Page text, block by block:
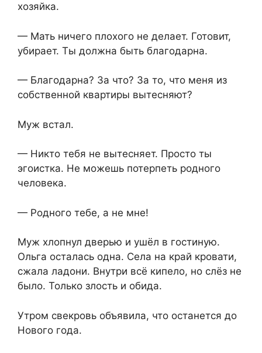
хозяйка.
— Мать ничего плохого не делает. Готовит,
убирает. Ты должна быть благодарна.
— Благодарна? За что? За то, что меня из
собственной квартиры вытесняют?
Муж встал.
— Никто тебя не вытесняет. Просто ты
эгоистка. Не можешь потерпеть родного
человека.
— Родного тебе, а не мне!
Муж хлопнул дверью и ушёл в гостиную.
Ольга осталась одна. Села на край кровати,
сжала ладони. Внутри всё кипело, но слёз не
было. Только злость и обида.
Утром свекровь объявила, что останется до
Нового года.